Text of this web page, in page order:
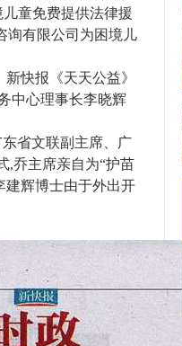
童免费提供法律援
询有限公司为困境儿
快报《天天公益》
中心理事长李晓辉
省文联副主席、广
,乔主席亲自为“护苗
建辉博士由于外出开